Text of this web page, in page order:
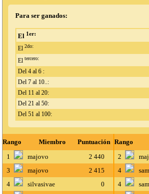
Para ser ganados:
El 1er:
El 2do:
El tercero:
Del 4 al 6 :
Del 7 al 10..:
Del 11 al 20:
Del 21 al 50:
Del 51 al 100:
Rango Miembro Puntuación Rango
1
majovo 2 440 2
3
majovo 2 415 4
4
silvasivae 0 4